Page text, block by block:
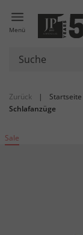
Menü
Zurück | Startseite
Schlafanzüge
Sale